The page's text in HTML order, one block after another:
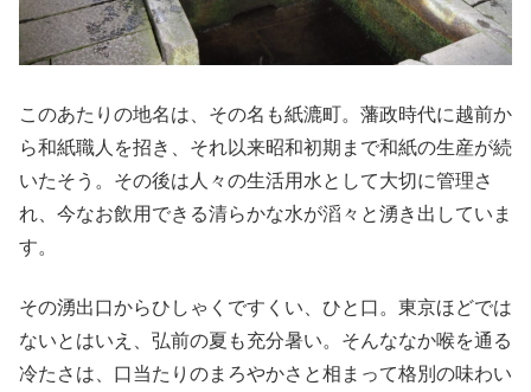
このあたりの地名は、その名も紙漉町。藩政時代に越前か
ら和紙職人を招き、それ以来昭和初期まで和紙の生産が続
いたそう。その後は人々の生活用水として大切に管理さ
れ、今なお飲用できる清らかな水が滔々と湧き出していま
す。
その湧出口からひしゃくですくい、ひと口。東京ほどでは
ないとはいえ、弘前の夏も充分暑い。そんななか喉を通る
冷たさは、口当たりのまろやかさと相まって格別の味わい